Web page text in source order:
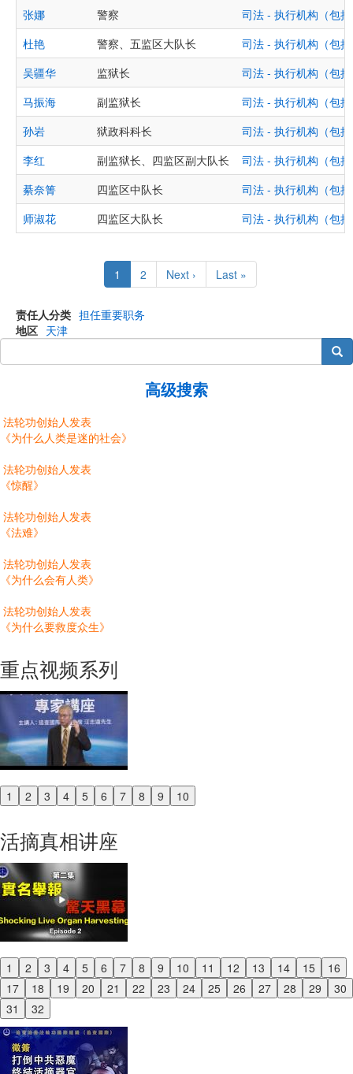
张娜 警察
司法 - 执行机构（包
杜艳
警察、五监区大队长
司法 - 执行机构（包
吴疆华
监狱长
司法 - 执行机构（包
马振海
副监狱长
司法 - 执行机构（包
孙岩
狱政科科长
司法 - 执行机构（包
李红
副监狱长、四监区副大队长
司法 - 执行机构（包
綦奈箐
四监区中队长
司法 - 执行机构（包
师淑花
四监区大队长 司法 - 执行机构（包
Current
page
1 Page
2
Next
page
Next ›
Last
page
Last »
责任人分类 担任重要职务
地区 天津
搜索
高级搜索
法轮功创始人发表
《为什么人类是迷的社会》
法轮功创始人发表
《惊醒》
法轮功创始人发表
《法难》
法轮功创始人发表
《为什么会有人类》
法轮功创始人发表
《为什么要救度众生》
重点视频系列
1 2 3 4 5 6 7 8 9 10
Previous
活摘真相讲座
1 2 3 4 5 6 7 8 9 10 11 12 13 14 15
16
17
18 19 20 21 22 23 24 25 26 27 28 29
30
31
32
Previous
Next